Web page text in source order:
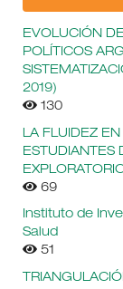
EVOLUCIÓN
POLÍTICOS
2019)
130
LA FLUIDEZ
ESTUDIANTES
69
Instituto de
Salud
51